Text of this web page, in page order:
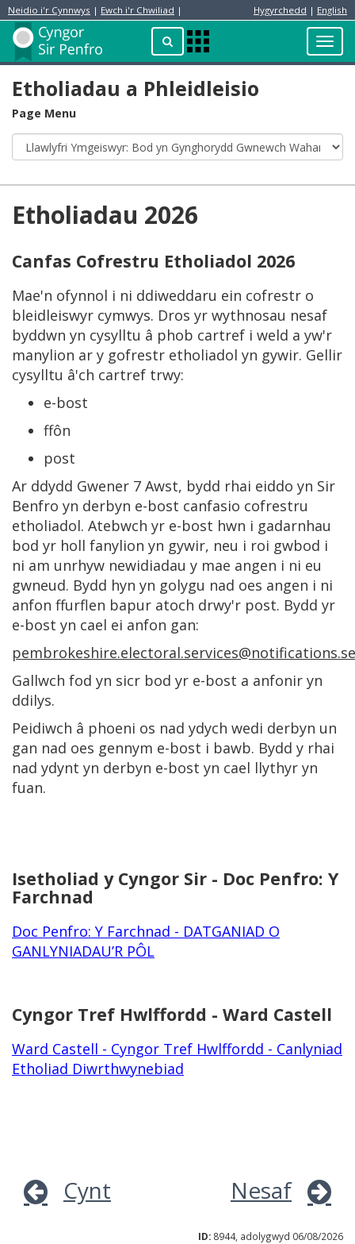
Neidio i'r Cynnwys | Ewch i'r Chwiliad | Hygyrchedd | English
ChwilioApps
Menu
Preswylydd
Etholiadau a Phleidleisio
Page Menu
Etholiadau 2026
Canfas Cofrestru Etholiadol 2026
Mae'n ofynnol i ni ddiweddaru ein cofrestr o
bleidleiswyr cymwys. Dros yr wythnosau nesaf
byddwn yn cysylltu â phob cartref i weld a yw'r
manylion ar y gofrestr etholiadol yn gywir. Gellir
cysylltu â'ch cartref trwy:
e-bost
ffôn
post
Ar ddydd Gwener 7 Awst, bydd rhai eiddo yn Sir
Benfro yn derbyn e-bost canfasio cofrestru
etholiadol. Atebwch yr e-bost hwn i gadarnhau
bod yr holl fanylion yn gywir, neu i roi gwbod i
ni am unrhyw newidiadau y mae angen i ni eu
gwneud. Bydd hyn yn golygu nad oes angen i ni
anfon ffurflen bapur atoch drwy'r post. Bydd yr
e-bost yn cael ei anfon gan:
Gallwch fod yn sicr bod yr e-bost a anfonir yn
ddilys.
Peidiwch â phoeni os nad ydych wedi derbyn un
gan nad oes gennym e-bost i bawb. Bydd y rhai
nad ydynt yn derbyn e-bost yn cael llythyr yn
fuan.
Isetholiad y Cyngor Sir - Doc Penfro: Y
Farchnad
Doc Penfro: Y Farchnad - DATGANIAD O
GANLYNIADAU’R PÔL
Cyngor Tref Hwlffordd - Ward Castell
Ward Castell - Cyngor Tref Hwlffordd - Canlyniad
Etholiad Diwrthwynebiad
Cynt Nesaf
ID: 8944, adolygwyd 06/08/2026